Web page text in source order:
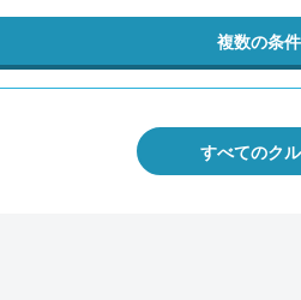
複数の条
すべてのク